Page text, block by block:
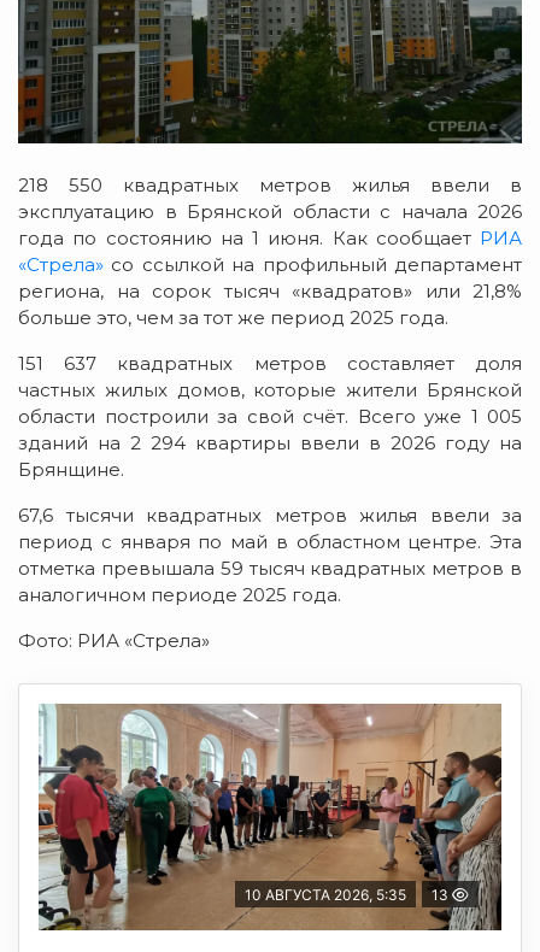
218 550 квадратных метров жилья ввели в
эксплуатацию в Брянской области с начала 2026
года по состоянию на 1 июня. Как сообщает РИА
«Стрела» со ссылкой на профильный департамент
региона, на сорок тысяч «квадратов» или 21,8%
больше это, чем за тот же период 2025 года.
151 637 квадратных метров составляет доля
частных жилых домов, которые жители Брянской
области построили за свой счёт. Всего уже 1 005
зданий на 2 294 квартиры ввели в 2026 году на
Брянщине.
67,6 тысячи квадратных метров жилья ввели за
период с января по май в областном центре. Эта
отметка превышала 59 тысяч квадратных метров в
аналогичном периоде 2025 года.
Фото: РИА «Стрела»
10 АВГУСТА 2026, 5:35 13